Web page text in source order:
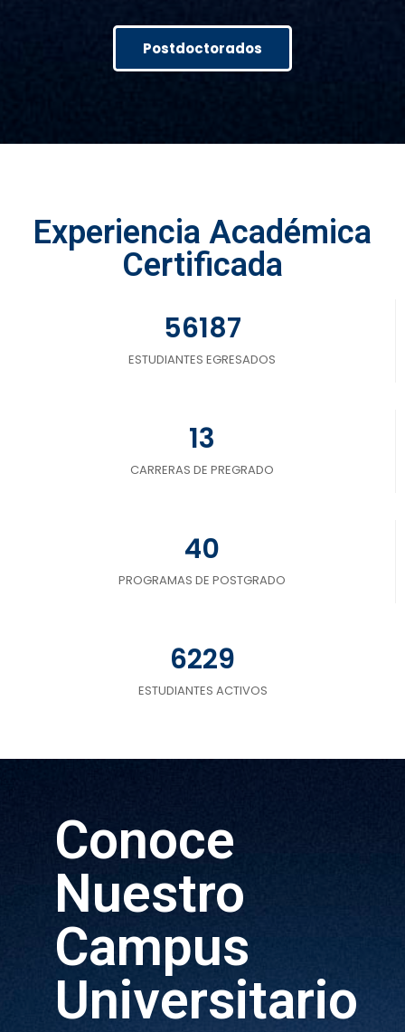
Postdoctorados
Experiencia Académica
Certificada
56187
ESTUDIANTES EGRESADOS
13
CARRERAS DE PREGRADO
40
PROGRAMAS DE POSTGRADO
6229
ESTUDIANTES ACTIVOS
Conoce
Nuestro
Campus
Universitario